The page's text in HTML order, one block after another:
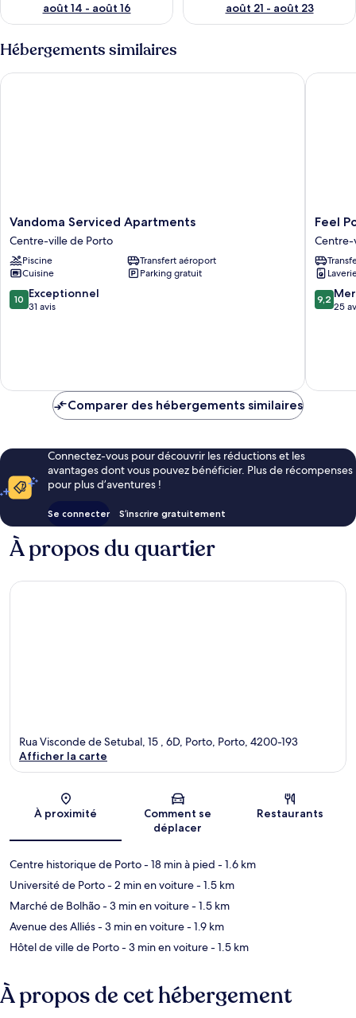
août 14 - août 16
août 21 - août 23
Hébergements similaires
Vandoma
Serviced
Apartments
Centre-
ville
de
Porto
Vandoma Serviced Apartments
Centre-ville de Porto
Piscine
Transfert aéroport
Cuisine
Parking gratuit
10.0
sur
10 Exceptionnel
31 avis
Vandoma Serviced Apartments
Feel
Porto
Firmeza
&
Flats
Centre-
Feel
Centre-
9.2
sur
9,2
25
Feel
Comparer des hébergements similaires
Connectez-vous pour découvrir les réductions et les
avantages dont vous pouvez bénéficier. Plus de récompenses
pour plus d’aventures !
Se connecter S’inscrire gratuitement
À propos du quartier
Carte
Rua Visconde de Setubal, 15 , 6D, Porto, Porto, 4200-193
Afficher la carte
À proximité
Comment se
déplacer
Restaurants
Centre historique de Porto- 18 min à pied - 1.6 km
Université de Porto- 2 min en voiture- 1.5 km
Marché de Bolhão- 3 min en voiture- 1.5 km
Avenue des Alliés- 3 min en voiture- 1.9 km
Hôtel de ville de Porto- 3 min en voiture- 1.5 km
À propos de cet hébergement